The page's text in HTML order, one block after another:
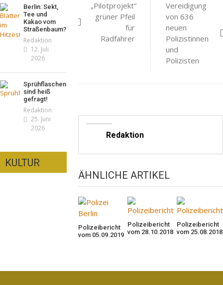
„Pilotprojekt“
grüner Pfeil
für
Radfahrer
Vereidigung
von 636
neuen
Polizistinnen
und
Polizisten
Redaktion
ÄHNLICHE ARTIKEL
Polizeibericht
vom 05.09.2019
Polizeibericht
vom 28.10.2018
Polizeibericht
vom 25.08.2018
Berlin: Sekt,
Tee und
Kakao vom
Straßenbaum?
Redaktion
12. Juli
2026
Sprühflaschen
sind heiß
gefragt!
Redaktion
25. Juni
2026
KULTUR
Trauer und
Folgerungen
la Musique 2026 –